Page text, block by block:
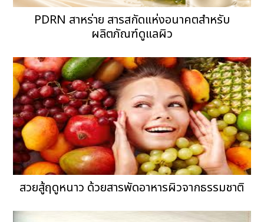
PDRN สาหร่าย สารสกัดแห่งอนาคตสำหรับ
ผลิตภัณฑ์ดูแลผิว
สวยสู้ฤดูหนาว ด้วยสารพัดอาหารผิวจากธรรมชาติ